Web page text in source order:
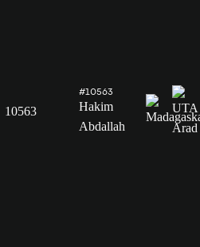
10563
#10563
Hakim
Abdallah